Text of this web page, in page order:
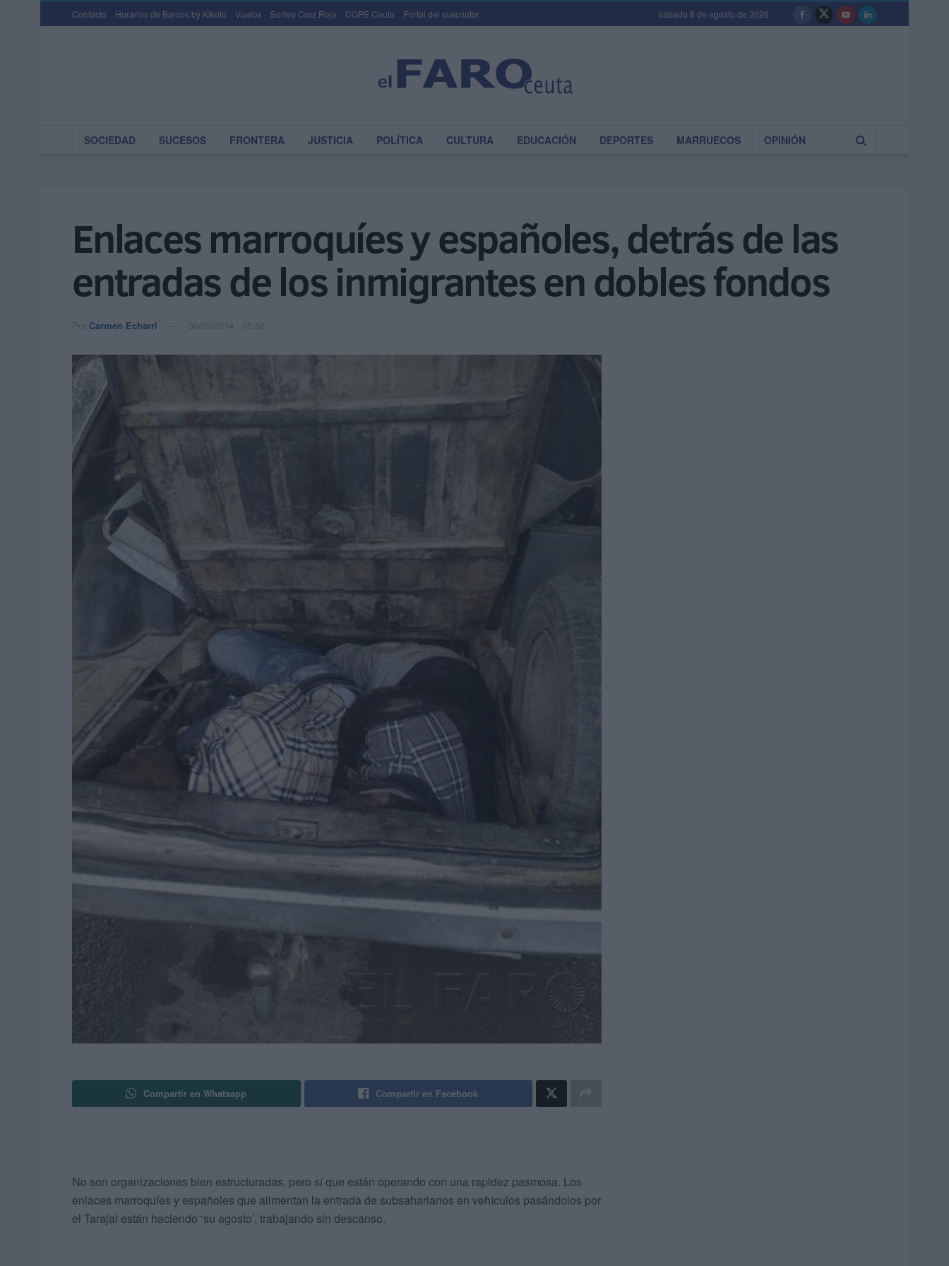
Contacto Horarios de Barcos by Kikoto Vuelos Sorteo Cruz Roja COPE Ceuta Portal del suscriptor sábado 8 de agosto de 2026
SOCIEDAD SUCESOS FRONTERA JUSTICIA POLÍTICA CULTURA EDUCACIÓN DEPORTES MARRUECOS OPINIÓN
Enlaces marroquíes y españoles, detrás de las
entradas de los inmigrantes en dobles fondos
Por Carmen Echarri 30/09/2014 - 05:58
Compartir en Whatsapp Compartir en Facebook
No son organizaciones bien estructuradas, pero sí que están operando con una rapidez pasmosa. Los
enlaces marroquíes y españoles que alimentan la entrada de subsaharianos en vehículos pasándolos por
el Tarajal están haciendo ‘su agosto’, trabajando sin descanso.